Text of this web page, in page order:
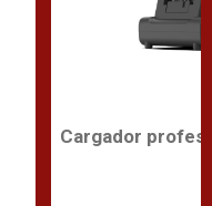
Cargador